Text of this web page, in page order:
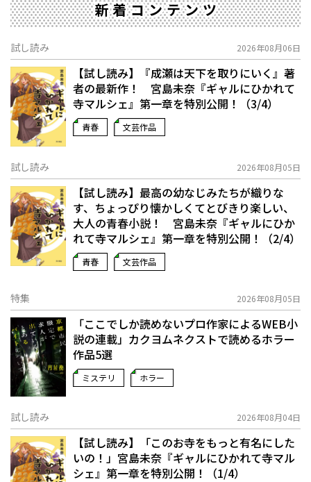
新着コンテンツ
試し読み 2026年08月06日
【試し読み】『成瀬は天下を取りにいく』著
者の最新作！ 宮島未奈『ギャルにひかれて
寺マルシェ』第一章を特別公開！（3/4）
青春 文芸作品
試し読み 2026年08月05日
【試し読み】最高の幼なじみたちが織りな
す、ちょっぴり懐かしくてとびきり楽しい、
大人の青春小説！ 宮島未奈『ギャルにひか
れて寺マルシェ』第一章を特別公開！（2/4）
青春 文芸作品
特集 2026年08月05日
「ここでしか読めないプロ作家によるWEB小
説の連載」――カクヨムネクストで読めるホラー
作品5選
ミステリ ホラー
試し読み 2026年08月04日
【試し読み】「このお寺をもっと有名にした
いの！」宮島未奈『ギャルにひかれて寺マル
シェ』第一章を特別公開！（1/4）